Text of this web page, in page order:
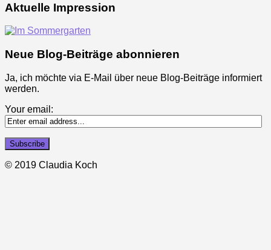
Aktuelle Impression
Neue Blog-Beiträge abonnieren
Ja, ich möchte via E-Mail über neue Blog-Beiträge informiert
werden.
Your email:
© 2019 Claudia Koch